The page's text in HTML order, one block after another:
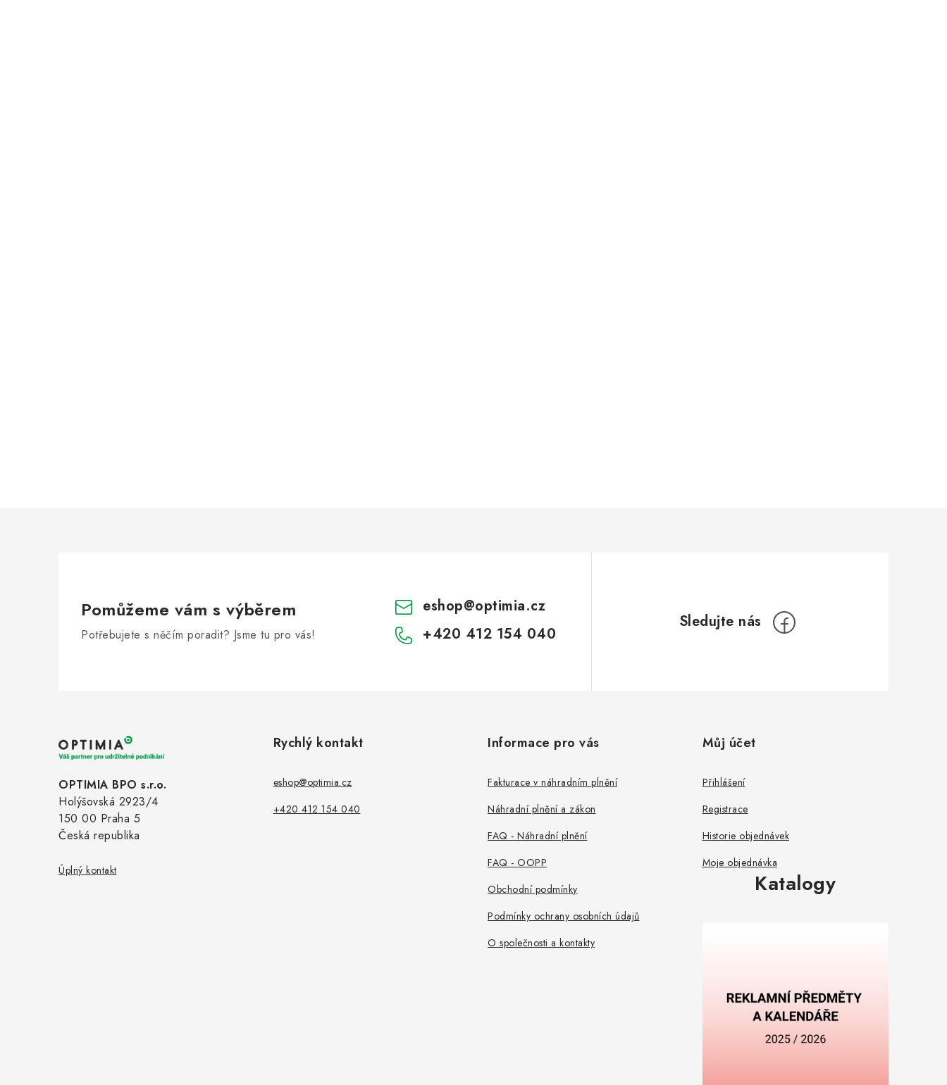
Pomůžeme vám s výběrem
Potřebujete s něčím poradit? Jsme tu pro vás!
eshop@optimia.cz
+420 412 154 040
OPTIMIA BPO s.r.o.
Holýšovská 2923/4
150 00 Praha 5
Česká republika
Úplný kontakt
Rychlý kontakt
eshop@optimia.cz
+420 412 154 040
Informace pro vás
Fakturace v náhradním plnění
Náhradní plnění a zákon
FAQ - Náhradní plnění
FAQ - OOPP
Obchodní podmínky
Podmínky ochrany osobních údajů
O společnosti a kontakty
Můj účet
Přihlášení
Registrace
Historie objednávek
Moje objednávka
Katalogy